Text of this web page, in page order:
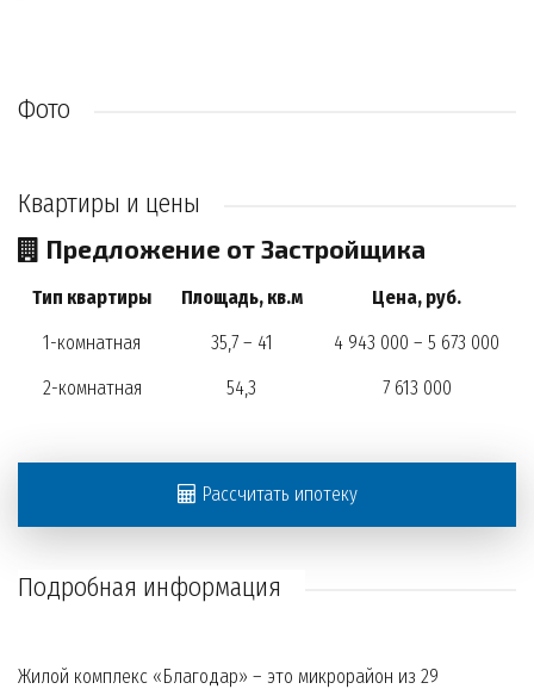
Фото
Квартиры и цены
Предложение от Застройщика
Тип квартиры Площадь, кв.м
Цена, руб.
1-комнатная
35,7 – 41
4 943 000 – 5 673 000
2-комнатная
54,3 7 613 000
Рассчитать ипотеку
Подробная информация
Жилой комплекс «Благодар» – это микрорайон из 29